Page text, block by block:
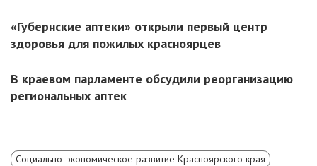
«Губернские аптеки» открыли первый центр
здоровья для пожилых красноярцев
В краевом парламенте обсудили реорганизацию
региональных аптек
Социально-экономическое развитие Красноярского края